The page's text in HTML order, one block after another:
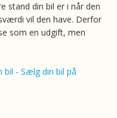
stand din bil er i når den
vil den have. Derfor
som en udgift, men
bil - Sælg din bil på